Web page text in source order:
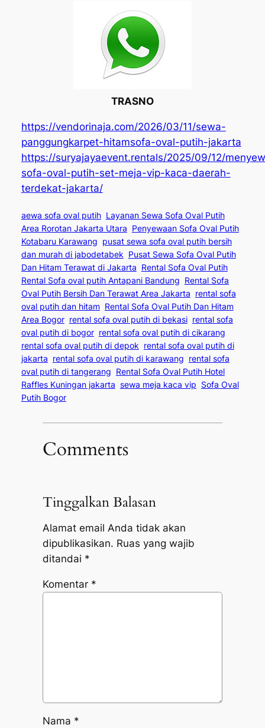
TRASNO
https://vendorinaja.com/2026/03/11/sewa-
panggungkarpet-hitamsofa-oval-putih-jakarta
https://suryajayaevent.rentals/2025/09/12/
sofa-oval-putih-set-meja-vip-kaca-daerah-
terdekat-jakarta/
aewa sofa oval putih Layanan Sewa Sofa Oval Putih
Area Rorotan Jakarta Utara Penyewaan Sofa Oval Putih
Kotabaru Karawang pusat sewa sofa oval putih bersih
dan murah di jabodetabek Pusat Sewa Sofa Oval Putih
Dan Hitam Terawat di Jakarta Rental Sofa Oval Putih
Rental Sofa oval putih Antapani Bandung Rental Sofa
Oval Putih Bersih Dan Terawat Area Jakarta rental sofa
oval putih dan hitam Rental Sofa Oval Putih Dan Hitam
Area Bogor rental sofa oval putih di bekasi rental sofa
oval putih di bogor rental sofa oval putih di cikarang
rental sofa oval putih di depok rental sofa oval putih di
jakarta rental sofa oval putih di karawang rental sofa
oval putih di tangerang Rental Sofa Oval Putih Hotel
Raffles Kuningan jakarta sewa meja kaca vip Sofa Oval
Putih Bogor
Comments
Tinggalkan Balasan
Alamat email Anda tidak akan
dipublikasikan. Ruas yang wajib
ditandai *
Komentar *
Nama *